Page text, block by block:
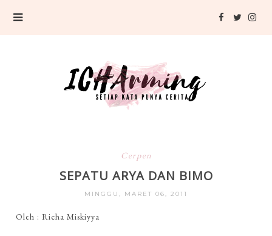
Cerpen
SEPATU ARYA DAN BIMO
MINGGU, MARET 06, 2011
Oleh : Richa Miskiyya